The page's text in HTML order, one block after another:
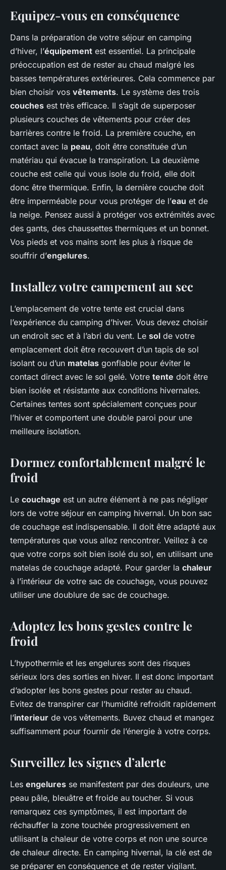
Equipez-vous en conséquence
Dans la préparation de votre séjour en camping
d’hiver, l’équipement est essentiel. La principale
préoccupation est de rester au chaud malgré les
basses températures extérieures. Cela commence par
bien choisir vos vêtements. Le système des trois
couches est très efficace. Il s’agit de superposer
plusieurs couches de vêtements pour créer des
barrières contre le froid. La première couche, en
contact avec la peau, doit être constituée d’un
matériau qui évacue la transpiration. La deuxième
couche est celle qui vous isole du froid, elle doit
donc être thermique. Enfin, la dernière couche doit
être imperméable pour vous protéger de l’eau et de
la neige. Pensez aussi à protéger vos extrémités avec
des gants, des chaussettes thermiques et un bonnet.
Vos pieds et vos mains sont les plus à risque de
souffrir d’engelures.
Installez votre campement au sec
L’emplacement de votre tente est crucial dans
l’expérience du camping d’hiver. Vous devez choisir
un endroit sec et à l’abri du vent. Le sol de votre
emplacement doit être recouvert d’un tapis de sol
isolant ou d’un matelas gonflable pour éviter le
contact direct avec le sol gelé. Votre tente doit être
bien isolée et résistante aux conditions hivernales.
Certaines tentes sont spécialement conçues pour
l’hiver et comportent une double paroi pour une
meilleure isolation.
Dormez confortablement malgré le
froid
Le couchage est un autre élément à ne pas négliger
lors de votre séjour en camping hivernal. Un bon sac
de couchage est indispensable. Il doit être adapté aux
températures que vous allez rencontrer. Veillez à ce
que votre corps soit bien isolé du sol, en utilisant une
matelas de couchage adapté. Pour garder la chaleur
à l’intérieur de votre sac de couchage, vous pouvez
utiliser une doublure de sac de couchage.
Adoptez les bons gestes contre le
froid
L’hypothermie et les engelures sont des risques
sérieux lors des sorties en hiver. Il est donc important
d’adopter les bons gestes pour rester au chaud.
Evitez de transpirer car l’humidité refroidit rapidement
l’interieur de vos vêtements. Buvez chaud et mangez
suffisamment pour fournir de l’énergie à votre corps.
Surveillez les signes d’alerte
Les engelures se manifestent par des douleurs, une
peau pâle, bleuâtre et froide au toucher. Si vous
remarquez ces symptômes, il est important de
réchauffer la zone touchée progressivement en
utilisant la chaleur de votre corps et non une source
de chaleur directe. En camping hivernal, la clé est de
se préparer en conséquence et de rester vigilant.